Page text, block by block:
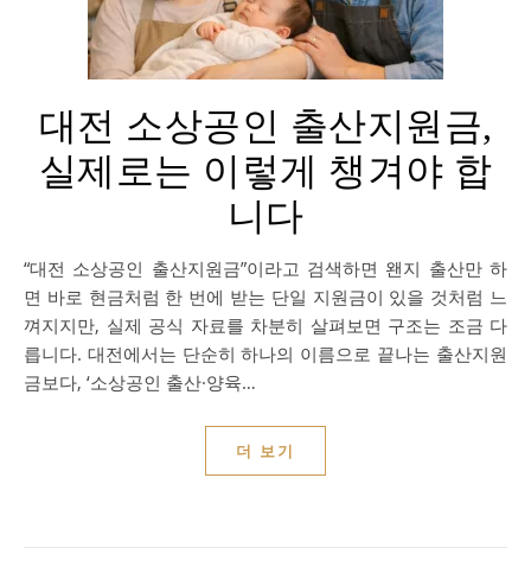
대전 소상공인 출산지원금,
실제로는 이렇게 챙겨야 합
니다
“대전 소상공인 출산지원금”이라고 검색하면 왠지 출산만 하
면 바로 현금처럼 한 번에 받는 단일 지원금이 있을 것처럼 느
껴지지만, 실제 공식 자료를 차분히 살펴보면 구조는 조금 다
릅니다. 대전에서는 단순히 하나의 이름으로 끝나는 출산지원
금보다, ‘소상공인 출산·양육…
더 보기